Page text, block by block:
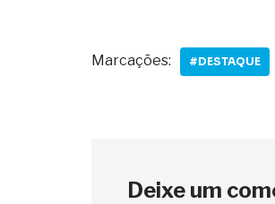
Marcações: #DESTAQUE
Deixe um